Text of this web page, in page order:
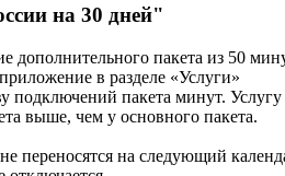
на 30 дней"
дополнительного пакета из 50
в разделе «Услуги»
подключений пакета минут.
выше, чем у основного пакета.
переносятся на следующий